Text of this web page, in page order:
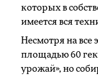
которых в
имеется вся
Несмотря на все
площадью 60
урожай», но